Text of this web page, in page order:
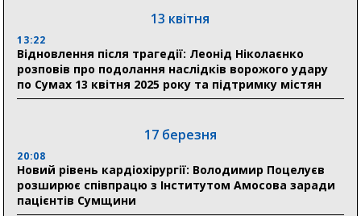
«Укрексімбанк» припиняє виплату пенсій: у
людям
11:00
Артем Кобзар вручив родинам 20 полеглих Героїв
19:38
Сумська клінічна лікарня Святого Пантелеймона
здобула головну відзнаку в медичній сфері України
13 квітня
13:22
Відновлення після трагедії: Леонід Ніколаєнко
розповів про подолання наслідків ворожого удару
по Сумах 13 квітня 2025 року та підтримку містян
17 березня
20:08
Новий рівень кардіохірургії: Володимир Поцелуєв
розширює співпрацю з Інститутом Амосова заради
пацієнтів Сумщини